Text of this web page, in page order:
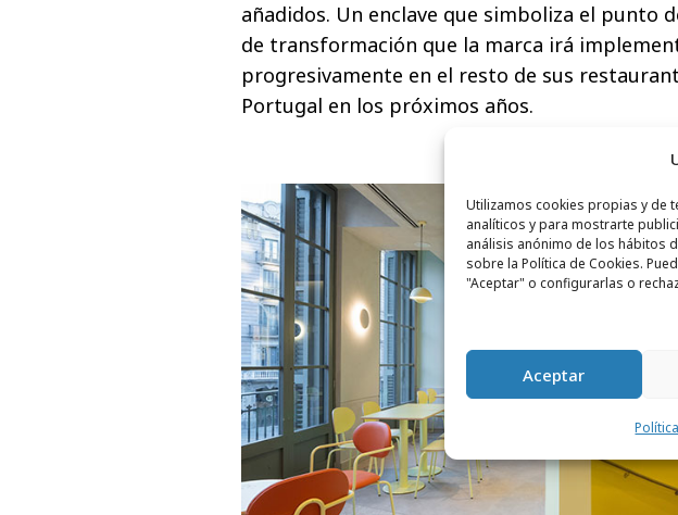
Utilizamos cookies propias y de
analíticos y para mostrarte
análisis anónimo de los hábitos
sobre la Política de Cookies.
"Aceptar" o configurarlas o
Aceptar
añadidos. Un enclave que simboliza el punto
de transformación que la marca irá
progresivamente en el resto de sus
Portugal en los próximos años.